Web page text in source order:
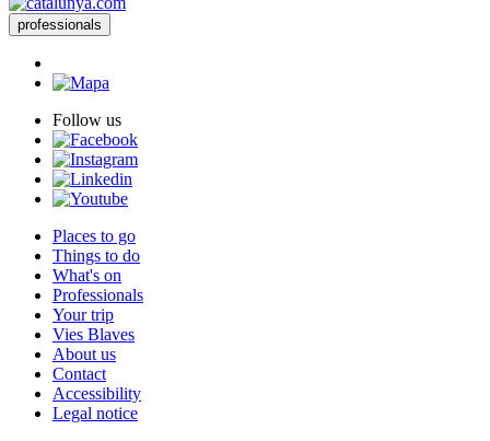
professionals
Follow us
Places to go
Things to do
What's on
Professionals
Your trip
Vies Blaves
About us
Contact
Accessibility
Legal notice